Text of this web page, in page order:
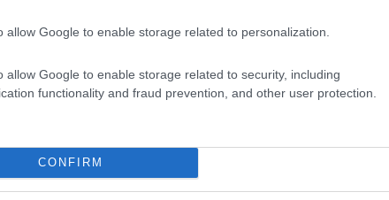
allow Google to enable storage related to personalization.
allow Google to enable storage related to security, including
functionality and fraud prevention, and other user protection.
CONFIRM
e J-Ax torna con Quando Sarò Morto
, un
E se pensavi che fosse finita,
il ritorno di
magia!